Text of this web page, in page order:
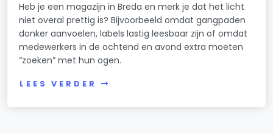
Heb je een magazijn in Breda en merk je dat het licht
niet overal prettig is? Bijvoorbeeld omdat gangpaden
donker aanvoelen, labels lastig leesbaar zijn of omdat
medewerkers in de ochtend en avond extra moeten
“zoeken” met hun ogen.
LEES VERDER